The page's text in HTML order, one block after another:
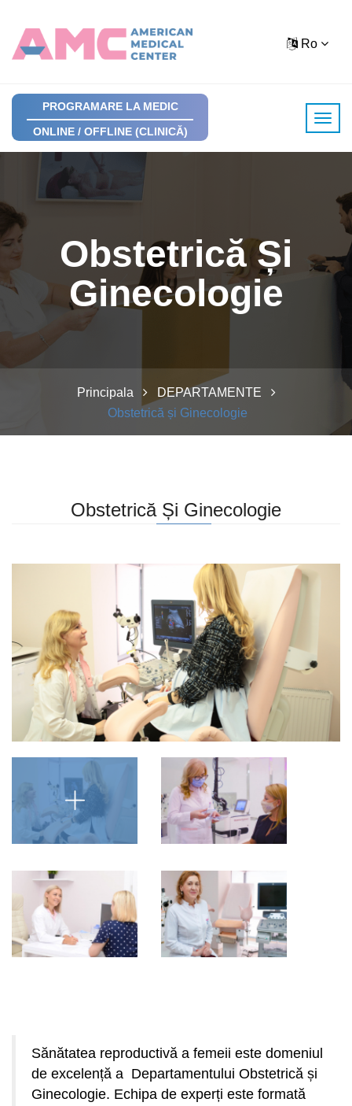
Ro
PROGRAMARE LA MEDIC
ONLINE / OFFLINE (CLINICĂ)
Obstetrică Și
Ginecologie
Principala
DEPARTAMENTE
Obstetrică și Ginecologie
Obstetrică Și Ginecologie
Sănătatea reproductivă a femeii este domeniul
de excelență a Departamentului Obstetrică și
Ginecologie. Echipa de experți este formată